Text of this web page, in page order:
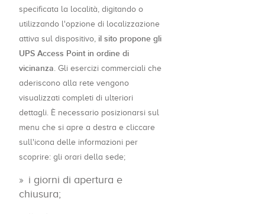
specificata la località, digitando o
utilizzando l'opzione di localizzazione
attiva sul dispositivo, il sito propone gli
UPS Access Point in ordine di
vicinanza. Gli esercizi commerciali che
aderiscono alla rete vengono
visualizzati completi di ulteriori
dettagli. È necessario posizionarsi sul
menu che si apre a destra e cliccare
sull'icona delle informazioni per
scoprire: gli orari della sede;
i giorni di apertura e
chiusura;